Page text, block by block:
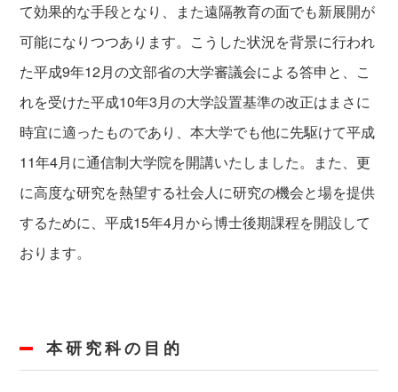
て効果的な手段となり、また遠隔教育の面でも新展開が
可能になりつつあります。こうした状況を背景に行われ
た平成9年12月の文部省の大学審議会による答申と、こ
れを受けた平成10年3月の大学設置基準の改正はまさに
時宜に適ったものであり、本大学でも他に先駆けて平成
11年4月に通信制大学院を開講いたしました。また、更
に高度な研究を熱望する社会人に研究の機会と場を提供
するために、平成15年4月から博士後期課程を開設して
おります。
本研究科の目的